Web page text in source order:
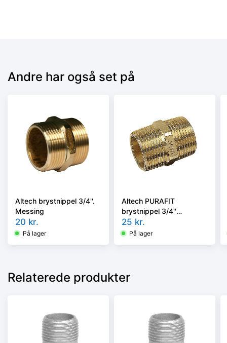
Andre har også set på
Altech brystnippel 3/4''.
Messing
20 kr.
På lager
Altech PURAFIT
brystnippel 3/4''
Siliciumbronze. Blyfri.
25 kr.
På lager
Relaterede produkter